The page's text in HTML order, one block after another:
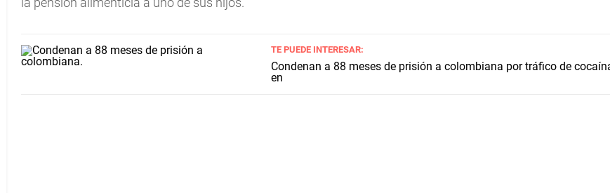
TE PUEDE INTERESAR:
Condenan a 88 meses de prisión a colombiana por tráfico de
en